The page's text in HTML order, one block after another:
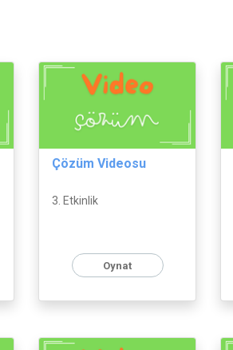
Çözüm Videosu
3. Etkinlik
Oynat